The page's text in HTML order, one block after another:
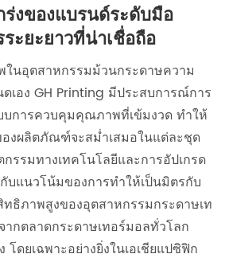
งของแบรนด์ระดับมือ
ะยะยาวที่น่าเชื่อถือ
นอุตสาหกรรมม้วนกระดาษความ
อง GH Printing มีประสบการณ์การ
บการควบคุมคุณภาพที่เข้มงวด ทำให้
งผลิตภัณฑ์จะสม่ำเสมอในแต่ละชุด
รรมทางเทคโนโลยีและการอัปเกรด
แนวโน้มของการทำให้เป็นมิตรกับ
ธิภาพสูงของอุตสาหกรรมกระดาษเท
ากตลาดกระดาษเทอร์มอลทั่วโลก
โดยเฉพาะอย่างยิ่งในเอเชียแปซิฟิก